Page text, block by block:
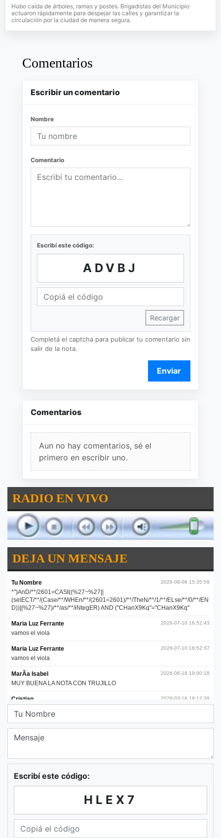
Hubo caída de árboles, ramas y postes. Brigadistas del Municipio
actuaron rápidamente para despejar las calles y garantizar la
circulación por la ciudad de manera segura.
Comentarios
Escribir un comentario
Nombre
Comentario
Escribí este código:
ADVBJ
Recargar
Completá el captcha para publicar tu comentario sin
salir de la nota.
Enviar
Comentarios
Aun no hay comentarios, sé el
primero en escribir uno.
RADIO EN VIVO
DEJA UN MENSAJE
Escribí este código:
HLEX7